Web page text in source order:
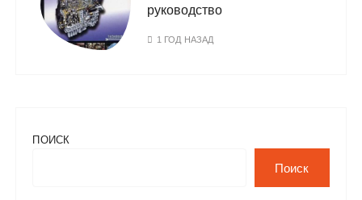
руководство
1 ГОД НАЗАД
ПОИСК
Поиск